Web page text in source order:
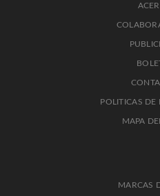
POLITICAS DE
MAPA
MARCAS